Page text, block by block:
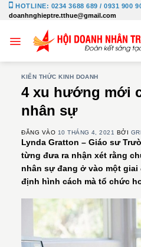
Bỏ
qua
dung
HOTLINE: 0234 3688 689 / 0931 900
doanhnghieptre.tthue@gmail.com
KIẾN THỨC KINH DOANH
4 xu hướng mới
nhân sự
ĐĂNG VÀO 10 THÁNG 4, 2021 BỞI
Lynda Gratton – Giáo sư
từng đưa ra nhận xét rằng
nhân sự đang ở vào một
định hình cách mà tổ chức